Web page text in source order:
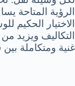
الرؤية المتاحة
الاختيار الحكيم
التكاليف ويزيد
غنية ومتكاملة بين